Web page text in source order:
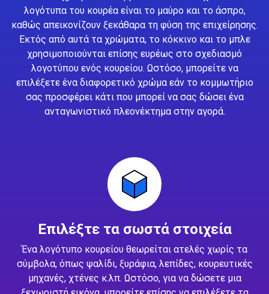
λογότυπα του κουρέα είναι το μαύρο και το άσπρο,
καθώς απεικονίζουν ξεκάθαρα τη φύση της επιχείρησης.
Εκτός από αυτά τα χρώματα, το κόκκινο και το μπλε
χρησιμοποιούνται επίσης ευρέως στο σχεδιασμό
λογοτύπου ενός κουρείου. Ωστόσο, μπορείτε να
επιλέξετε ένα διαφορετικό χρώμα εάν το κομμωτήριο
σας προσφέρει κάτι που μπορεί να σας δώσει ένα
ανταγωνιστικό πλεονέκτημα στην αγορά.
Επιλέξτε τα σωστά στοιχεία
Ένα λογότυπο κουρείου θεωρείται ατελές χωρίς τα
σύμβολα, όπως ψαλίδι, ξυράφια, λεπίδες, κουρευτικές
μηχανές, χτένες κ.λπ. Ωστόσο, για να δώσετε μια